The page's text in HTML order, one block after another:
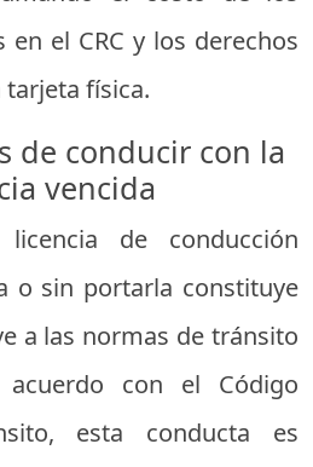
en el CRC y los derechos
tarjeta física.
de conducir con la
vencida
de conducción
o sin portarla constituye
a las normas de tránsito
con el Código
esta conducta es